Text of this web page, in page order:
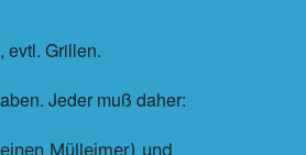
evtl. Grillen.
Jeder muß daher:
Mülleimer) und